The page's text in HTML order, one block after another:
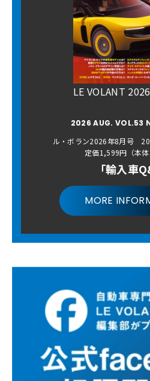
LE VOLANT
2026 AUG. VOL.53
ル・ボラン2026年8月号
定価1,599円（本体
「輸入車
MORE